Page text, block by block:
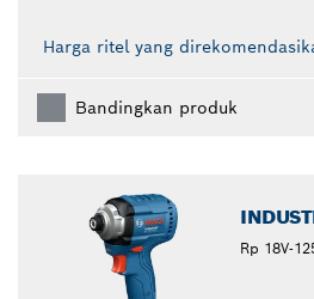
Harga ritel yang
Bandingkan produk
Rp 18V-